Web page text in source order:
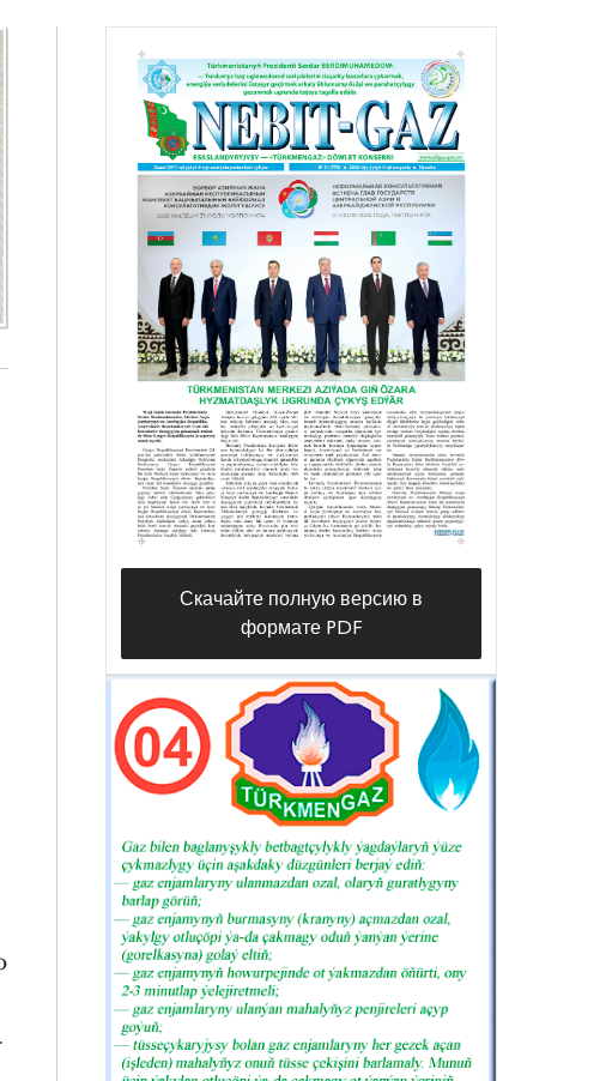
Скачайте полную версию в
формате PDF